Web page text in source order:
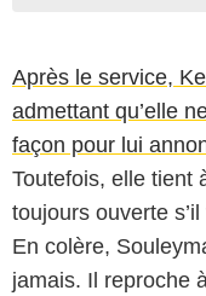
Après le service,
admettant qu’elle
façon pour lui
Toutefois, elle tient
toujours ouverte
En colère,
jamais. Il reproche